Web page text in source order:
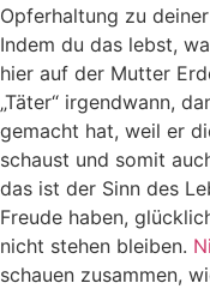
Opferhaltung zu
Indem du das lebst,
hier auf der Mutter
„Täter“ irgendwann,
gemacht hat, weil er
schaust und somit
das ist der Sinn des
Freude haben,
nicht stehen bleiben.
schauen zusammen,